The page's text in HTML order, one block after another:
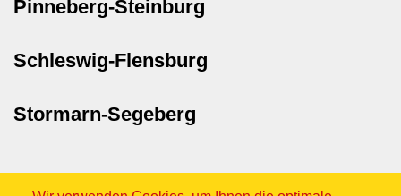
Pinneberg-Steinburg
Schleswig-Flensburg
Stormarn-Segeberg